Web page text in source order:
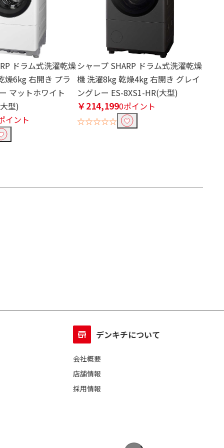
ドラム式洗濯乾燥
燥6kg 右開き プラ
マットホワイト
型)
イント
シャープ SHARP ドラム式洗濯乾燥
機 洗濯8kg 乾燥4kg 右開き グレイ
ングレー ES-8XS1-HR(大型)
￥214,1990ポイント
☆☆☆☆☆
デンキチについて
会社概要
店舗情報
採用情報